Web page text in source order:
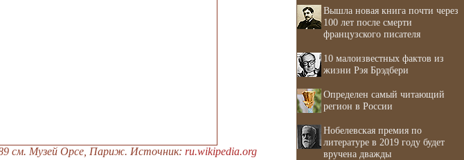
см. Музей Орсе, Париж. Источник: ru.wikipedia.org
Вышла новая книга почти через
100 лет после смерти
французского писателя
10 малоизвестных фактов из
жизни Рэя Брэдбери
Определен самый читающий
регион в России
Нобелевская премия по
литературе в 2019 году будет
вручена дважды